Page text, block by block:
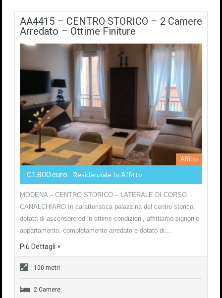
AA4415 – CENTRO STORICO – 2 Camere
Arredato – Ottime Finiture
Affitto
€1,800 euro - Residenziale In Affitto
MODENA – CENTRO STORICO – LATERALE DI CORSO
CANALCHIARO In caratteristica palazzina del centro storico,
dotata di ascensore ed in ottime condizioni, affittiamo signorile
appartamento, completamente arredato e dotato di…
Più Dettagli
100 metri
2 Camere